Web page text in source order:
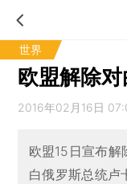
世界
欧盟解除
2016年02月16日
欧盟15日宣布
白俄罗斯总统卢